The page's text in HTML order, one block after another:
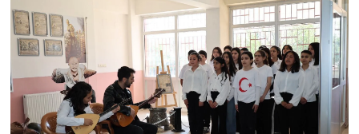
Bölge